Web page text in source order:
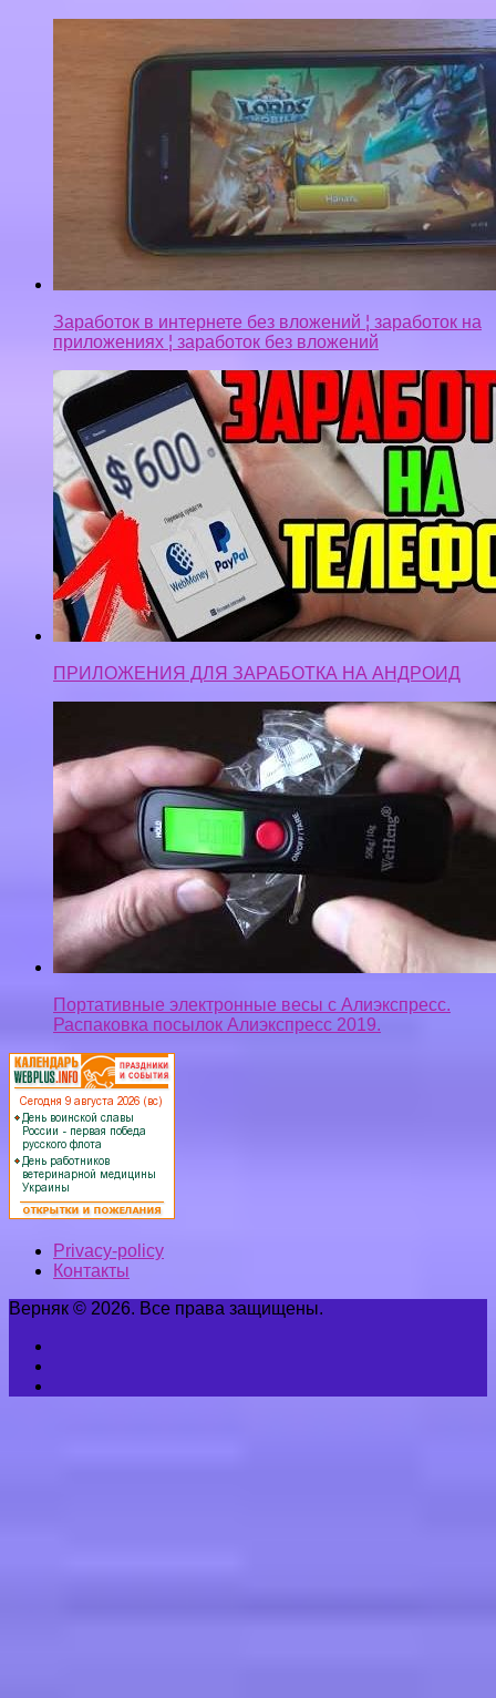
приложениях ¦ заработок без вложений
ПРИЛОЖЕНИЯ ДЛЯ ЗАРАБОТКА НА АНДРОИД
Портативные электронные весы с Алиэкспресс.
Распаковка посылок Алиэкспресс 2019.
Privacy-policy
Контакты